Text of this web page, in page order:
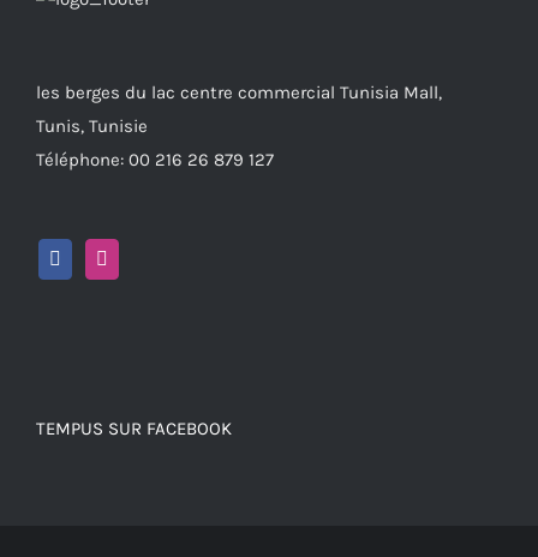
les berges du lac centre commercial Tunisia Mall,
Tunis, Tunisie
Téléphone: 00 216 26 879 127
TEMPUS SUR FACEBOOK